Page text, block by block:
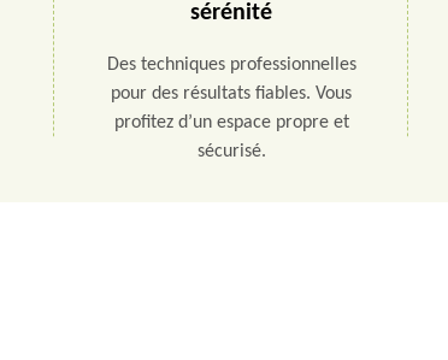
sérénité
Des techniques professionnelles
pour des résultats fiables. Vous
profitez d’un espace propre et
sécurisé.